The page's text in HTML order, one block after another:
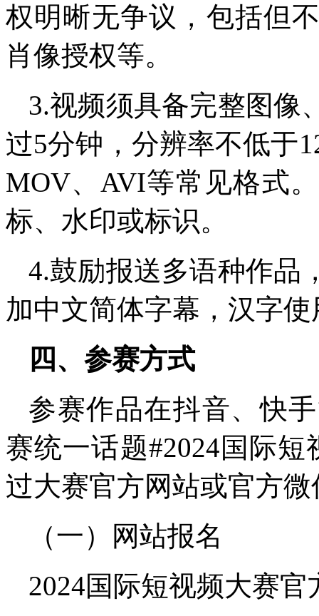
权明晰无争议，包括但
肖像授权等。
3.视频须具备完整图像
过5分钟，分辨率不低于
MOV、AVI等常见格式
标、水印或标识。
4.鼓励报送多语种作品
加中文简体字幕，汉字
四、参赛方式
参赛作品在抖音、快
赛统一话题#2024国际
过大赛官方网站或官方
（一）网站报名
2024国际短视频大赛